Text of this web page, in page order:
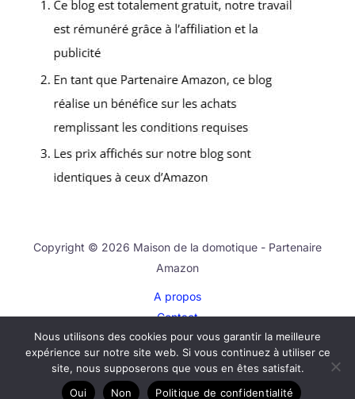
Copyright © 2026 Maison de la domotique - Partenaire
Amazon
A propos
Contact
Plan du site
Mentions légales
Politique de confidentialité
Nous utilisons des cookies pour vous garantir la meilleure
expérience sur notre site web. Si vous continuez à utiliser ce
site, nous supposerons que vous en êtes satisfait.
Oui
Non Politique de confidentialité